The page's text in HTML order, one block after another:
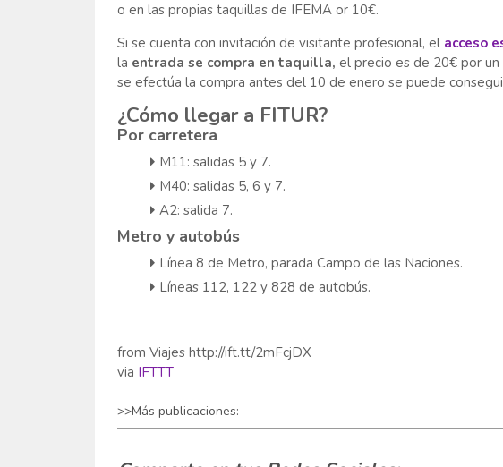
o en las propias taquillas de IFEMA or 10€.
Si se cuenta con invitación de visitante profesional, el acceso
la entrada se compra en taquilla, el precio es de 20€ por
se efectúa la compra antes del 10 de enero se puede
¿Cómo llegar a FITUR?
Por carretera
M11: salidas 5 y 7.
M40: salidas 5, 6 y 7.
A2: salida 7.
Metro y autobús
Línea 8 de Metro, parada Campo de las Naciones.
Líneas 112, 122 y 828 de autobús.
from Viajes http://ift.tt/2mFcjDX
via IFTTT
>>Más publicaciones: